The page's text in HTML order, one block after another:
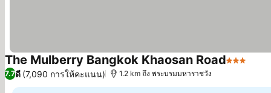
The Mulberry Bangkok Khaosan Road3 ดาว
7.7ดี (7,090 การให้คะแนน) 1.2 km ถึง พระบรมมหาราชวัง